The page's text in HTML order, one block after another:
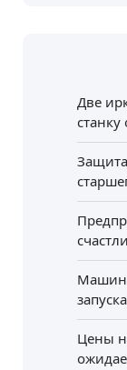
Две
Цены